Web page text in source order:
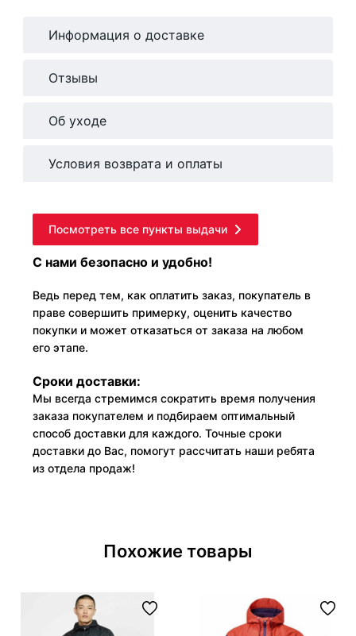
Информация о доставке
Отзывы
Об уходе
Условия возврата и оплаты
Посмотреть все пункты выдачи
С нами безопасно и удобно!
Ведь перед тем, как оплатить заказ, покупатель в
праве совершить примерку, оценить качество
покупки и может отказаться от заказа на любом
его этапе.
Сроки доставки:
Мы всегда стремимся сократить время получения
заказа покупателем и подбираем оптимальный
способ доставки для каждого. Точные сроки
доставки до Вас, помогут рассчитать наши ребята
из отдела продаж!
Похожие товары